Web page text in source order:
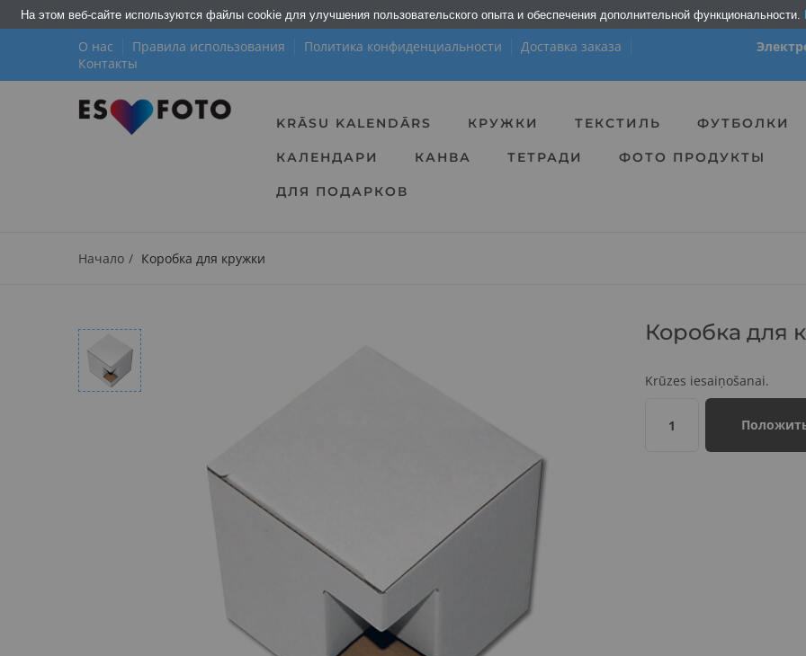
Подпишись на новости и
ПОЛУЧИ СКИДКУ 10%
для первого заказа
О нас Правила использования Политика конфиденциальности
Доставка заказа
Контакты
KRĀSU KALENDĀRS КРУЖКИ ТЕКСТИЛЬ ФУТБОЛКИ
КАЛЕНДАРИ КАНВА ТЕТРАДИ ФОТО ПРОДУКТЫ
ДЛЯ ПОДАРКОВ
Начало Коробка для кружки
Коробка для
Krūzes iesaiņošanai.
1
На этом веб-сайте используются файлы cookie для улучшения пользовательского опыта и обеспечения дополнительной функциональности.